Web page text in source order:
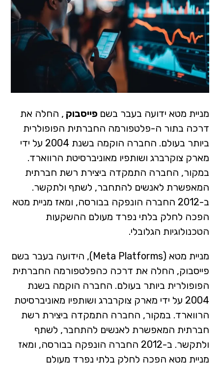
מניית מטא ידועה בעבר בשם פייסבוק , החלה את
דרכה בתור ה-פלטפורמה החברתית הפופולרית
ביותר בעולם. החברה הוקמה בשנת 2004 על ידי
מארק צוקרברג ושותפיו מאוניברסיטת הרווארד.
במקור, החברה התמקדה ביצירת רשת חברתית
המאפשרת לאנשים להתחבר, לשתף ולתקשר.
ב-2012 החברה הונפקה בבורסה, ומאז מניית מטא
הפכה לחלק בלתי נפרד מעולם ההשקעות
הטכנולוגיות הגלובלי.
מניית מטא (Meta Platforms), הידועה בעבר בשם
פייסבוק, החלה את דרכה כהפלטפורמה החברתית
הפופולרית ביותר בעולם. החברה הוקמה בשנת
2004 על ידי מארק צוקרברג ושותפיו מאוניברסיטת
הרווארד. במקור, החברה התמקדה ביצירת רשת
חברתית המאפשרת לאנשים להתחבר, לשתף
ולתקשר. ב-2012 החברה הונפקה בבורסה, ומאז
מניית מטא הפכה לחלק בלתי נפרד מעולם